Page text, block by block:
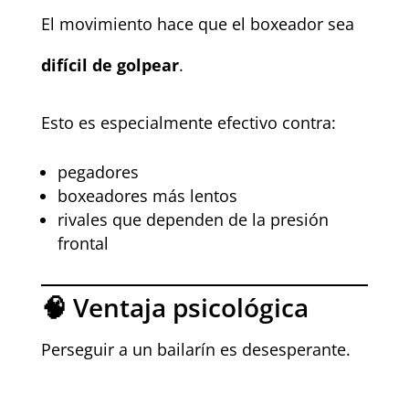
El movimiento hace que el boxeador sea
difícil de golpear.
Esto es especialmente efectivo contra:
pegadores
boxeadores más lentos
rivales que dependen de la presión
frontal
🧠 Ventaja psicológica
Perseguir a un bailarín es desesperante.